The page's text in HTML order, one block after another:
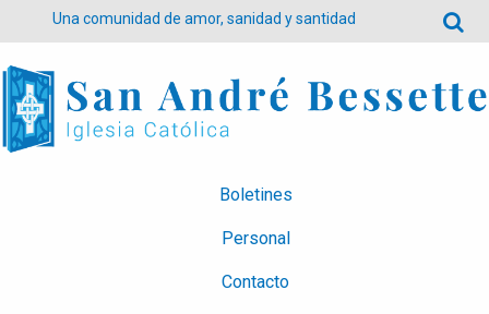
Una comunidad de amor, sanidad y santidad
Boletines
Personal
Contacto